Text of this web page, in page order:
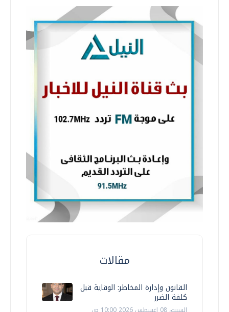
مقالات
القانون وإدارة المخاطر: الوقاية قبل
كلفة الضرر